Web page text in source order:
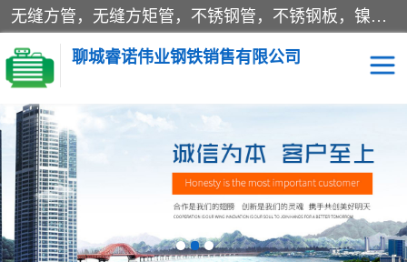
无缝方管，无缝方矩管，不锈钢管，不锈钢板，镍基合金，双相不锈钢，
聊城睿诺伟业钢铁销售有限公司
方管 Q345B方管
睿诺 Q345B方管 睿诺 Q345B方管
睿诺A333GR.6无缝方矩 Q355E方矩管